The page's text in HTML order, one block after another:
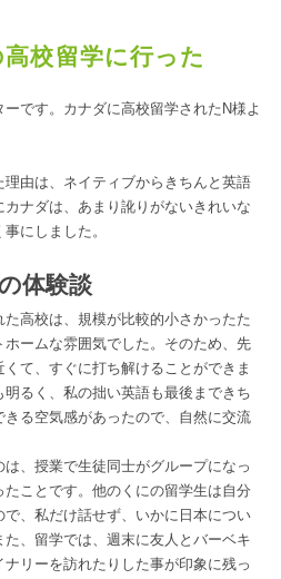
校留学に行った
です。カナダに高校留学されたN様よ
由は、ネイティブからきちんと英語
ナダは、あまり訛りがないきれいな
にしました。
体験談
高校は、規模が比較的小さかったた
ームな雰囲気でした。そのため、先
て、すぐに打ち解けることができま
るく、私の拙い英語も最後まできち
る空気感があったので、自然に交流
、授業で生徒同士がグループになっ
ことです。他のくにの留学生は自分
、私だけ話せず、いかに日本につい
、留学では、週末に友人とバーベキ
リーを訪れたりした事が印象に残っ